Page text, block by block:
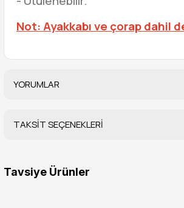
Not: Ayakkabı ve çorap dahil
YORUMLAR
TAKSİT SEÇENEKLERİ
Tavsiye Ürünler